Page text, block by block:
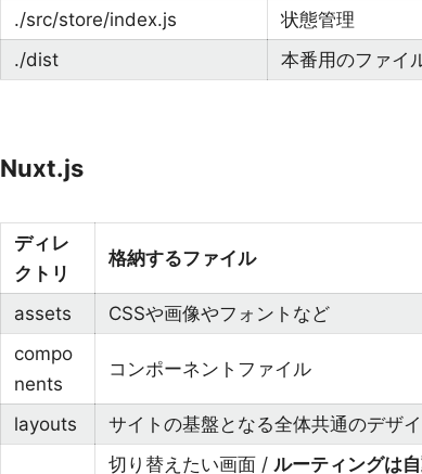
./src/store/index.js
状態管理
./dist
本番用のファイ
Nuxt.js
ディレ
クトリ
格納するファイル
assets CSSや画像やフォントなど
compo
nents
コンポーネントファイル
layouts
サイトの基盤となる全体共通のデザ
切り替えたい画面 / ルーティングは